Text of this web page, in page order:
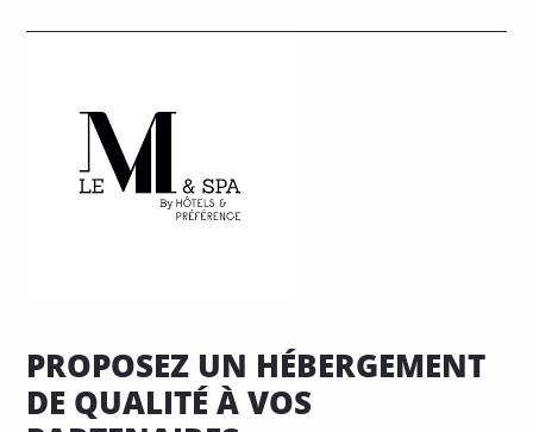
PROPOSEZ UN HÉBERGEMENT
DE QUALITÉ À VOS